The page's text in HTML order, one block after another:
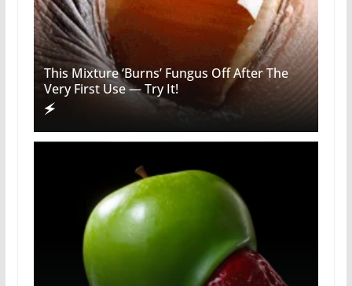
This Mixture ‘Burns’ Fungus Off After The
Very First Use — Try It!